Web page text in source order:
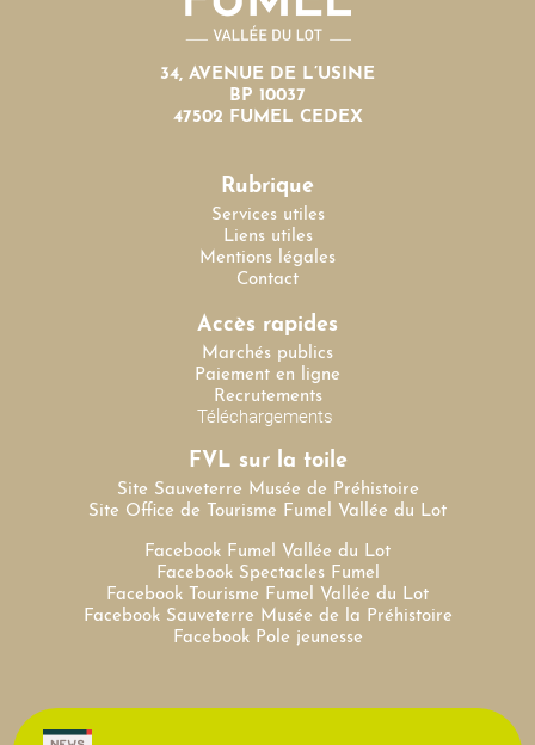
34, AVENUE DE L’USINE
BP 10037
47502 FUMEL CEDEX
Rubrique
Services utiles
Liens utiles
Mentions légales
Contact
Accès rapides
Marchés publics
Paiement en ligne
Recrutements
Téléchargements
FVL sur la toile
Site Sauveterre Musée de Préhistoire
Site Office de Tourisme Fumel Vallée du Lot
Facebook Fumel Vallée du Lot
Facebook Spectacles Fumel
Facebook Tourisme Fumel Vallée du Lot
Facebook Sauveterre Musée de la Préhistoire
Facebook Pole jeunesse